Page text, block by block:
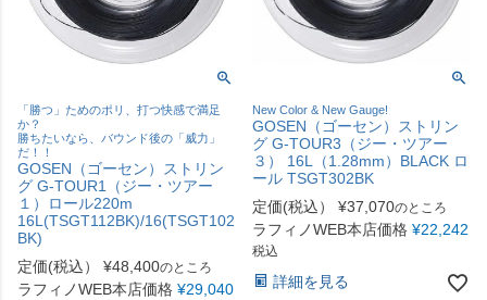
「勝つ」ためのポリ、打つ快感で満足
か？
勝ちたいなら、バウンド後の「威力」
だ！！
GOSEN（ゴーセン）ストリン
グ G-TOUR1（ジー・ツアー
１）ロール220m
16L(TSGT112BK)/16(TSGT102
BK)
定価(税込）
¥48,400のところ
ラフィノWEB本店価格 ¥29,040
New Color & New Gauge!
GOSEN（ゴーセン）ストリン
グ G-TOUR3（ジー・ツアー
３） 16L（1.28mm）BLACK ロ
ール TSGT302BK
定価(税込）
¥37,070のところ
ラフィノWEB本店価格 ¥22,242
税込
詳細を見る